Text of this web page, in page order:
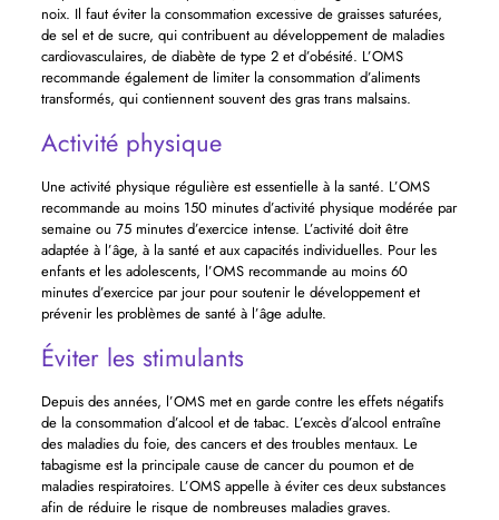
noix. Il faut éviter la consommation excessive de graisses saturées,
de sel et de sucre, qui contribuent au développement de maladies
cardiovasculaires, de diabète de type 2 et d’obésité. L’OMS
recommande également de limiter la consommation d’aliments
transformés, qui contiennent souvent des gras trans malsains.
Activité physique
Une activité physique régulière est essentielle à la santé. L’OMS
recommande au moins 150 minutes d’activité physique modérée par
semaine ou 75 minutes d’exercice intense. L’activité doit être
adaptée à l’âge, à la santé et aux capacités individuelles. Pour les
enfants et les adolescents, l’OMS recommande au moins 60
minutes d’exercice par jour pour soutenir le développement et
prévenir les problèmes de santé à l’âge adulte.
Éviter les stimulants
Depuis des années, l’OMS met en garde contre les effets négatifs
de la consommation d’alcool et de tabac. L’excès d’alcool entraîne
des maladies du foie, des cancers et des troubles mentaux. Le
tabagisme est la principale cause de cancer du poumon et de
maladies respiratoires. L’OMS appelle à éviter ces deux substances
afin de réduire le risque de nombreuses maladies graves.